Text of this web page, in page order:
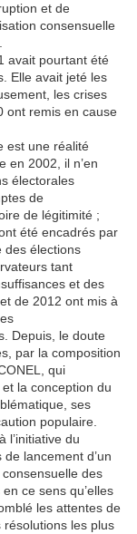
et de
consensuelle
avait pourtant été
Elle avait jeté les
les crises
ont remis en cause
est une réalité
en 2002, il n’en
électorales
de
de légitimité ;
été encadrés par
des élections
tant
et des
de 2012 ont mis à
Depuis, le doute
par la composition
qui
la conception du
ses
populaire.
l’initiative du
lancement d’un
des
ce sens qu’elles
les attentes de
résolutions les plus